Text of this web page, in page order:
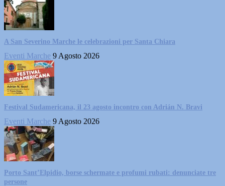
A San Severino Marche le celebrazioni per Santa Chiara
Eventi Marche 9 Agosto 2026
Festival Sudamericana, il 23 agosto incontro con Adrián N. Bravi
Eventi Marche 9 Agosto 2026
Porto Sant’Elpidio, borse schermate e profumi rubati: denunciate tre
persone